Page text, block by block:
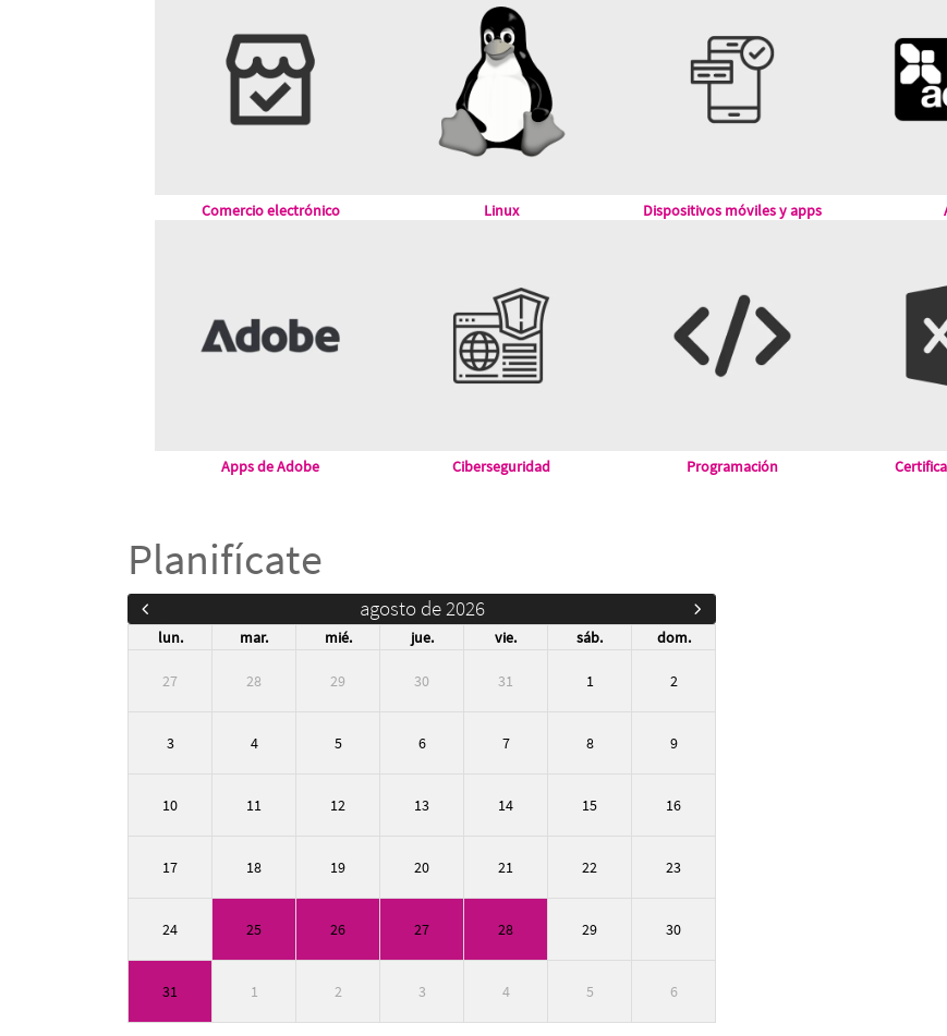
Comercio electrónico Linux Dispositivos móviles y apps
Apps de Adobe Ciberseguridad Programación
Planifícate
agosto de 2026
lun. mar. mié. jue. vie. sáb. dom.
27 28 29 30 31 1 2
3 4 5 6 7 8 9
10 11 12 13 14 15 16
17 18 19 20 21 22 23
24 25 26 27 28 29 30
31 1 2 3 4 5 6